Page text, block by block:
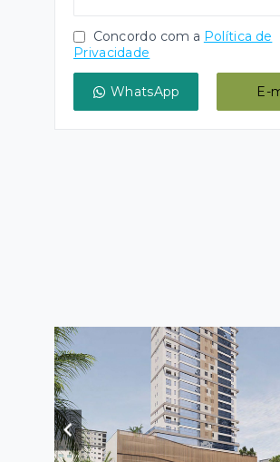
Concordo com a Política de
Privacidade
WhatsApp E-